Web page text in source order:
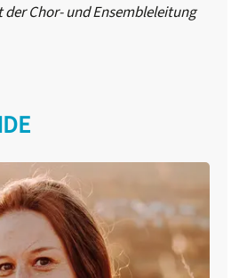
Chor- und Ensembleleitung